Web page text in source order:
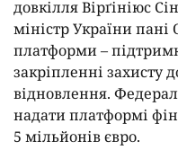
довкілля Вірґініюс
міністр України
платформи –
закріпленні захисту
відновлення.
надати платформі
5 мільйонів євро.